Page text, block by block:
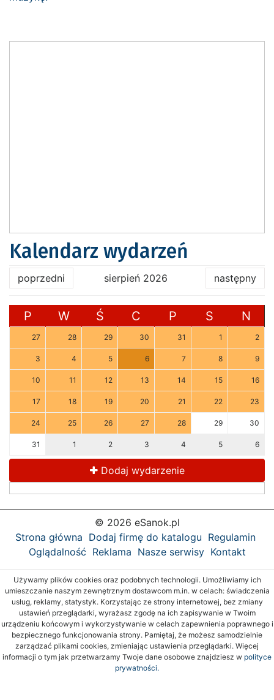
Kalendarz wydarzeń
poprzedni sierpień 2026 następny
P W Ś C P S N
27 28 29 30 31 1 2
3 4 5 6 7 8 9
10 11 12 13 14 15 16
17 18 19 20 21 22 23
24 25 26 27 28 29 30
31 1 2 3 4 5 6
Dodaj wydarzenie
© 2026 eSanok.pl
Strona główna Dodaj firmę do katalogu Regulamin
Oglądalność Reklama Nasze serwisy Kontakt
Używamy plików cookies oraz podobnych technologii. Umożliwiamy ich
umieszczanie naszym zewnętrznym dostawcom m.in. w celach: świadczenia
usług, reklamy, statystyk. Korzystając ze strony internetowej, bez zmiany
ustawień przeglądarki, wyrażasz zgodę na ich zapisywanie w Twoim
urządzeniu końcowym i wykorzystywanie w celach zapewnienia poprawnego i
bezpiecznego funkcjonowania strony. Pamiętaj, że możesz samodzielnie
zarządzać plikami cookies, zmieniając ustawienia przeglądarki. Więcej
informacji o tym jak przetwarzamy Twoje dane osobowe znajdziesz w polityce
prywatności.